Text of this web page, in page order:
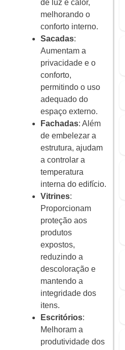
de luz e calor,
melhorando o
conforto interno.
Sacadas:
Aumentam a
privacidade e o
conforto,
permitindo o uso
adequado do
espaço externo.
Fachadas: Além
de embelezar a
estrutura, ajudam
a controlar a
temperatura
interna do edifício.
Vitrines:
Proporcionam
proteção aos
produtos
expostos,
reduzindo a
descoloração e
mantendo a
integridade dos
itens.
Escritórios:
Melhoram a
produtividade dos